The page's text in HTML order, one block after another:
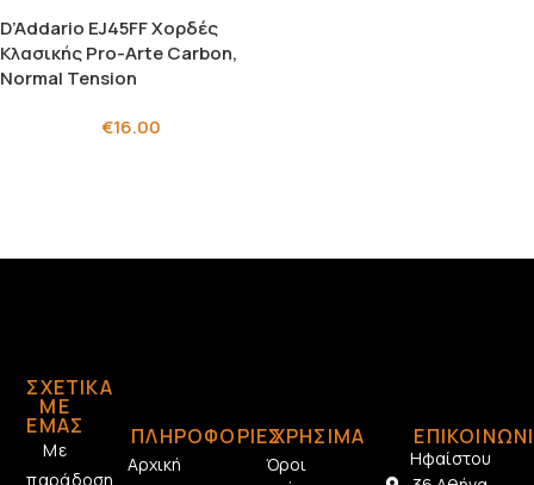
D’Addario EJ45FF Χορδές
Κλασικής Pro-Arte Carbon,
Normal Tension
€16.00
ΣΧΕΤΙΚΆ
ΜΕ
ΕΜΆΣ
Με
παράδοση
ΠΛΗΡΟΦΟΡΙΕΣ
Αρχική
ΧΡΗΣΙΜΑ
Όροι
Ηφαίστου